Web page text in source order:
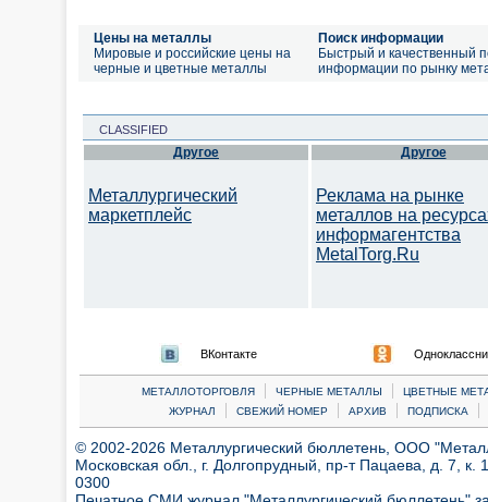
Цены на металлы
Мировые и российские цены на
черные и цветные металлы
Поиск информации
Быстрый и качественный
информации по рынку
CLASSIFIED
Другое
Металлургический
маркетплейс
Другое
Реклама на рынке
металлов на
информагентства
MetalTorg.Ru
ВКонтакте
МЕТАЛЛОТОРГОВЛЯ | ЧЕРНЫЕ МЕТАЛЛЫ |
ЦВЕТНЫЕ
ЖУРНАЛ
| СВЕЖИЙ НОМЕР | АРХИВ | ПОДПИСКА |
© 2002-2026 Металлургический бюллетень, ООО
Московская обл., г. Долгопрудный, пр-т Пацаева, д. 7,
0300